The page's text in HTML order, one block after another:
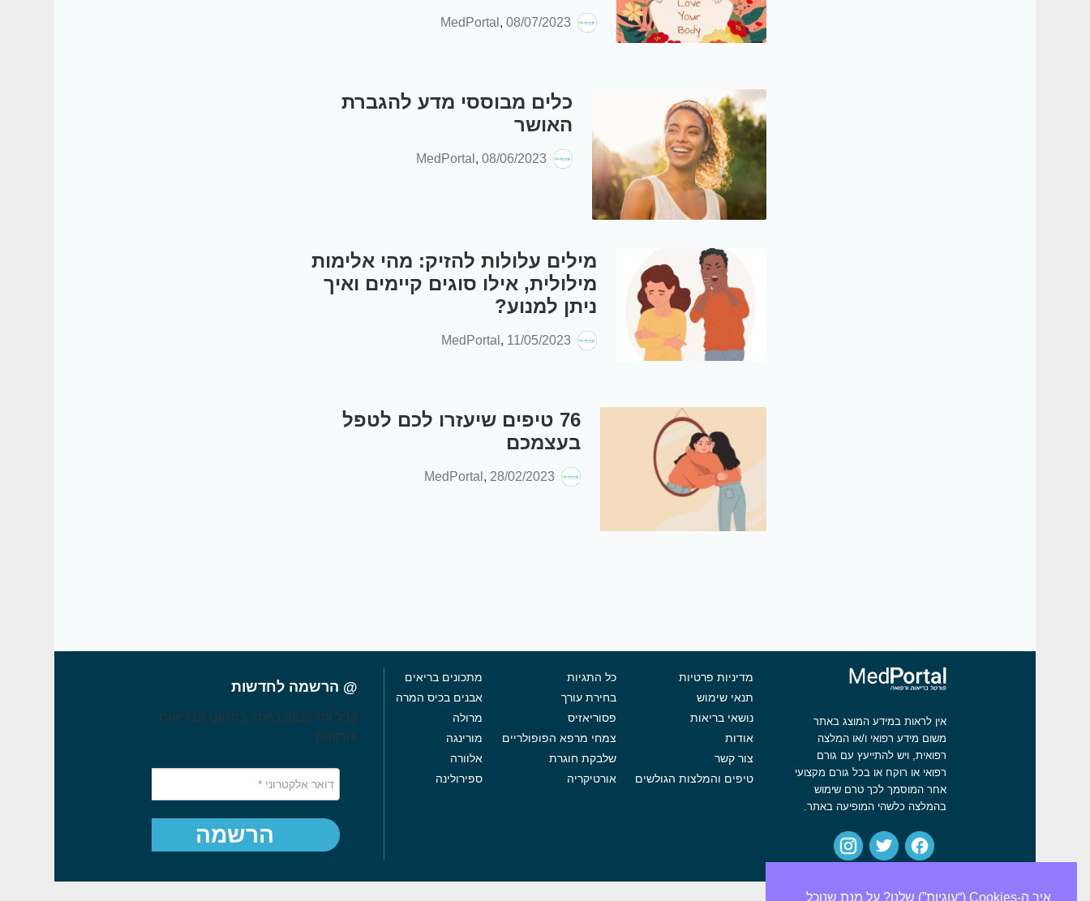
MedPortal , 08/07/2023
כלים מבוססי מדע להגברת
האושר
MedPortal ,08/06/2023
מילים עלולות להזיק: מהי אלימות
מילולית, אילו סוגים קיימים ואיך
ניתן למנוע?
MedPortal , 11/05/2023
76 טיפים שיעזרו לכם לטפל
בעצמכם
MedPortal , 28/02/2023
אין לראות במידע המוצג באתר
משום מידע רפואי ו/או המלצה
רפואית, ויש להתייעץ עם גורם
רפואי או רוקח או בכל גורם מקצועי
אחר המוסמך לכך טרם שימוש
בהמלצה כלשהי המופיעה באתר.
מדיניות פרטיות
תנאי שימוש
נושאי בריאות
אודות
צור קשר
טיפים והמלצות הגולשים
כל התגיות
בחירת עורך
פסוריאזיס
צמחי מרפא הפופולריים
שלבקת חוגרת
אורטיקריה
מתכונים בריאים
אבנים בכיס המרה
מרולה
מורינגה
אלוורה
ספירולינה
@ הרשמה לחדשות
קבל את הטוב ביותר בתחום הבריאות
והרווחה
הרשמה
איך ה-Cookies (“עוגיות”) שלנו? על מנת שנוכל